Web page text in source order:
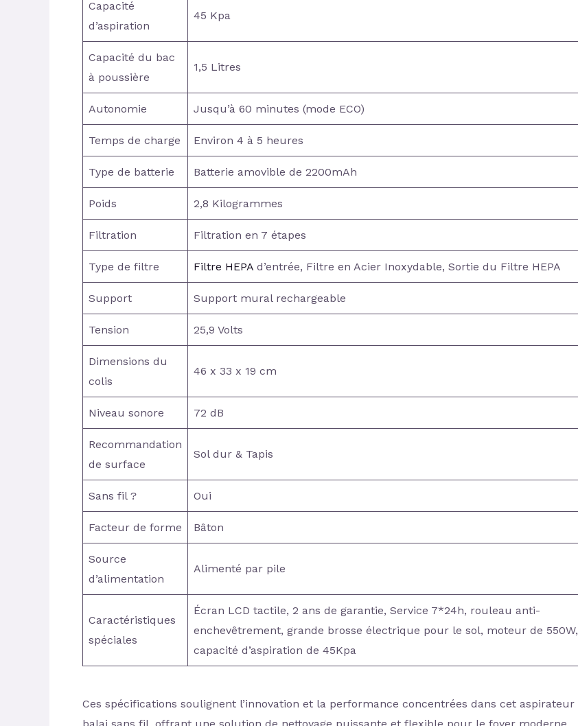
Capacité
d’aspiration
45 Kpa
Capacité du bac
à poussière
1,5 Litres
Autonomie Jusqu’à 60 minutes (mode ECO)
Temps de charge Environ 4 à 5 heures
Type de batterie Batterie amovible de 2200mAh
Poids 2,8 Kilogrammes
Filtration Filtration en 7 étapes
Type de filtre Filtre HEPA d’entrée, Filtre en Acier Inoxydable, Sortie du Filtre HEPA
Support Support mural rechargeable
Tension 25,9 Volts
Dimensions du
colis
46 x 33 x 19 cm
Niveau sonore 72 dB
Recommandation
de surface
Sol dur & Tapis
Sans fil ? Oui
Facteur de forme Bâton
Source
d’alimentation
Alimenté par pile
Caractéristiques
spéciales
Écran LCD tactile, 2 ans de garantie, Service 7*24h, rouleau anti-
enchevêtrement, grande brosse électrique pour le sol, moteur de 550W,
capacité d’aspiration de 45Kpa
Ces spécifications soulignent l’innovation et la performance concentrées dans cet aspirateur